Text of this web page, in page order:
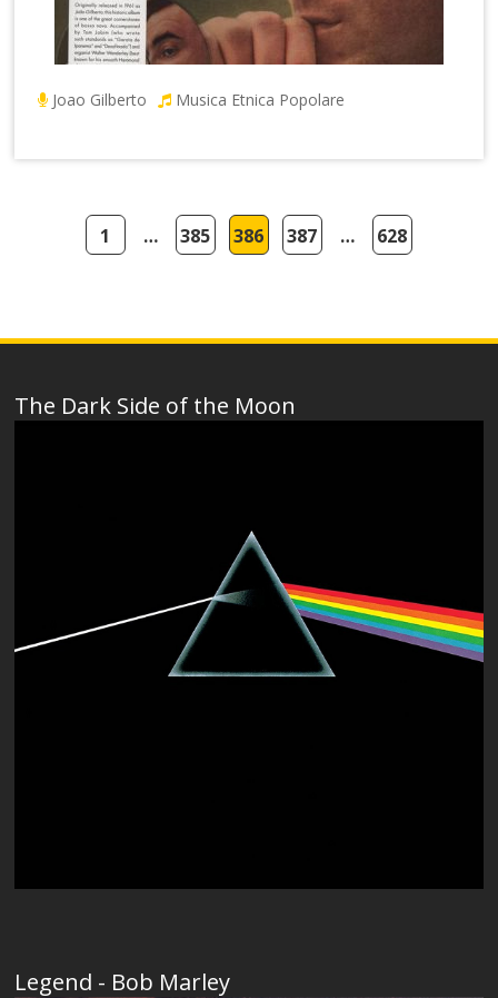
Joao Gilberto Musica Etnica Popolare
1 … 385 386 387 … 628
The Dark Side of the Moon
Legend - Bob Marley